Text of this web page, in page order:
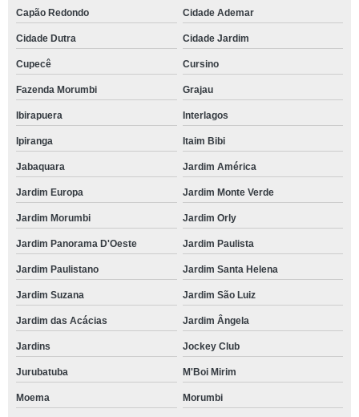
Capão Redondo Cidade Ademar
Cidade Dutra Cidade Jardim
Cupecê Cursino
Fazenda Morumbi Grajau
Ibirapuera Interlagos
Ipiranga Itaim Bibi
Jabaquara Jardim América
Jardim Europa Jardim Monte Verde
Jardim Morumbi Jardim Orly
Jardim Panorama D'Oeste Jardim Paulista
Jardim Paulistano Jardim Santa Helena
Jardim Suzana Jardim São Luiz
Jardim das Acácias Jardim Ângela
Jardins Jockey Club
Jurubatuba M'Boi Mirim
Moema Morumbi